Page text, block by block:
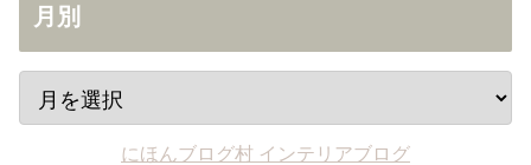
月別
にほんブログ村 インテリアブログ